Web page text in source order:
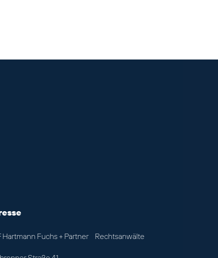
Hartmann Fuchs + Partner Rechtsanwälte